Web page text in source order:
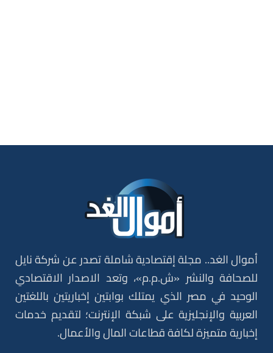
أموال الغد.. مجلة إقتصادية شاملة تصدر عن شركة نايل
للصحافة والنشر «ش.م.م»، وتعد الاصدار الاقتصادي
الوحيد في مصر الذي يمتلك بوابتين إخباريتين باللغتين
العربية والإنجليزية على شبكة الإنترنت؛ لتقديم خدمات